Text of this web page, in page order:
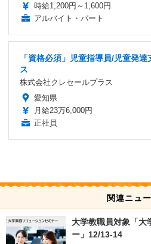
時給1,200円～1,600円
アルバイト・パート
「資格必須」児童指導員/児童発
ス
株式会社クレセールプラス
愛知県
月給23万6,000円
正社員
関連ニュ
大学教職員対象「大
ー」12/13-14